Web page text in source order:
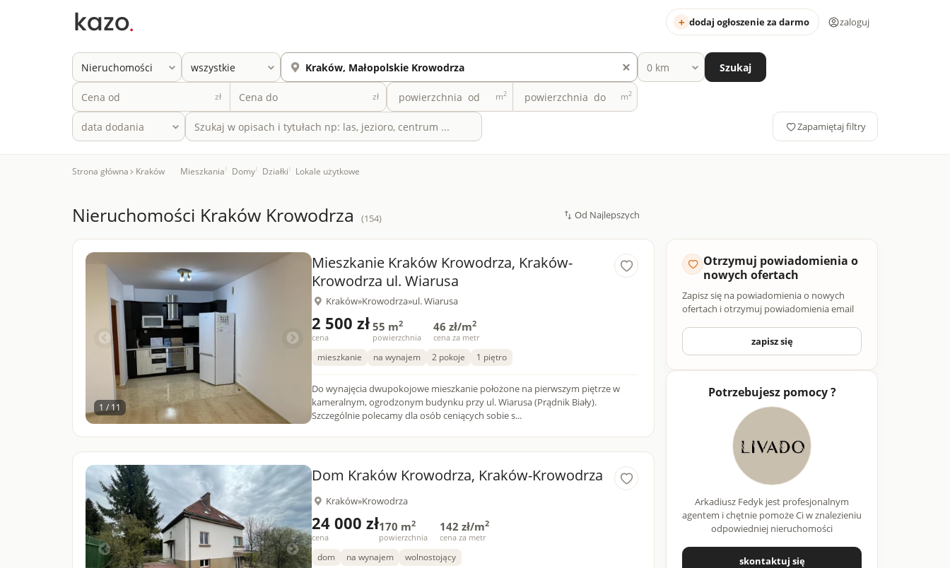
dodaj ogłoszenie za darmo zaloguj
Szukaj
zł zł m2 m2
Zapamiętaj filtry
Strona główna Kraków Mieszkania Domy Działki Lokale użytkowe
Nieruchomości Kraków Krowodrza (154)
1 / 11
Mieszkanie Kraków Krowodrza, Kraków-
Krowodrza ul. Wiarusa
Kraków»Krowodrza»ul. Wiarusa
2 500 zł
cena
55 m2
powierzchnia
46 zł/m2
cena za metr
mieszkanie na wynajem 2 pokoje 1 piętro
Do wynajęcia dwupokojowe mieszkanie położone na pierwszym piętrze w
kameralnym, ogrodzonym budynku przy ul. Wiarusa (Prądnik Biały).
Szczególnie polecamy dla osób ceniących sobie s...
Dom Kraków Krowodrza, Kraków-Krowodrza
Kraków»Krowodrza
24 000 zł
cena
170 m2
powierzchnia
142 zł/m2
cena za metr
dom na wynajem wolnostojący
Otrzymuj powiadomienia o
nowych ofertach
Zapisz się na powiadomienia o nowych
ofertach i otrzymuj powiadomienia email
zapisz się
Potrzebujesz pomocy ?
Arkadiusz Fedyk jest profesjonalnym
agentem i chętnie pomoże Ci w znalezieniu
odpowiedniej nieruchomości
skontaktuj się